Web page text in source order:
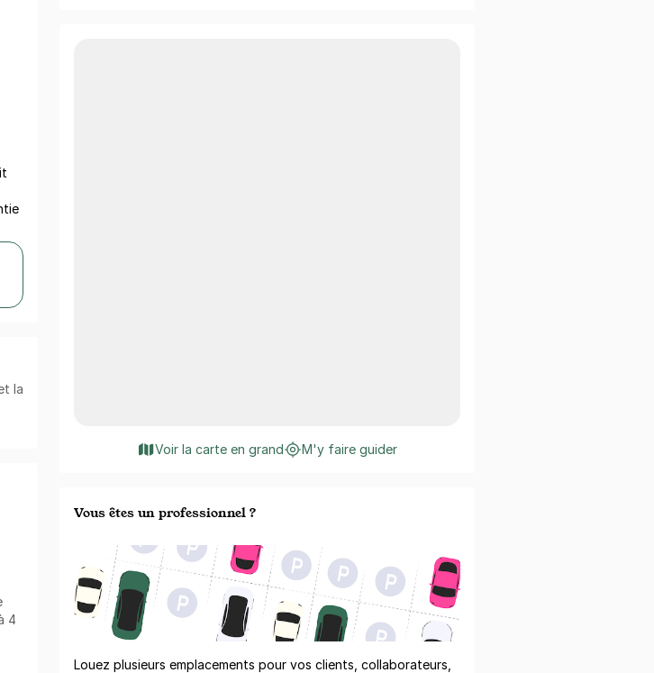
la
4
Voir la carte en grand M'y faire guider
Vous êtes un professionnel ?
Louez plusieurs emplacements pour vos clients, collaborateurs,